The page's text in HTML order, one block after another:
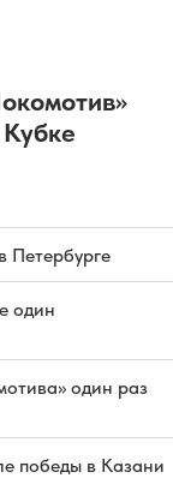
Петербурге
один
один раз
победы в Казани